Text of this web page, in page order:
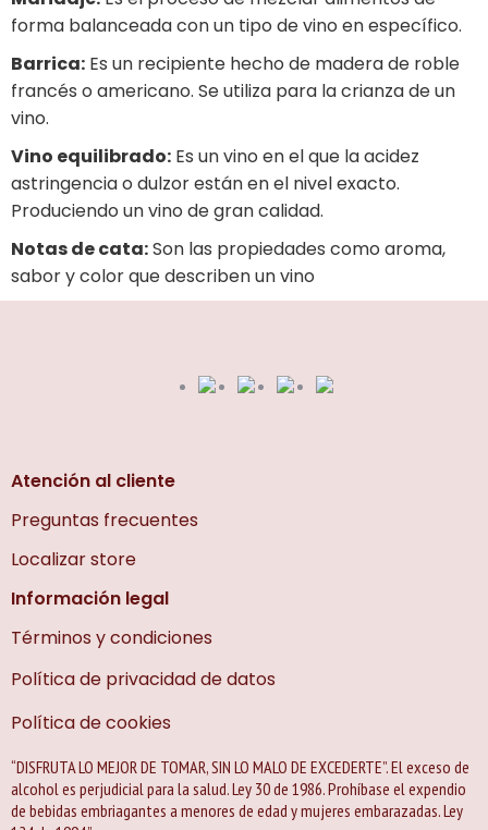
forma balanceada con un tipo de vino en específico.
Barrica: Es un recipiente hecho de madera de roble
francés o americano. Se utiliza para la crianza de un
vino.
Vino equilibrado: Es un vino en el que la acidez
astringencia o dulzor están en el nivel exacto.
Produciendo un vino de gran calidad.
Notas de cata:Son las propiedades como aroma,
sabor y color que describen un vino
Atención al cliente
Preguntas frecuentes
Localizar store
Información legal
Términos y condiciones
Política de privacidad de datos
Política de cookies
“DISFRUTA LO MEJOR DE TOMAR, SIN LO MALO DE EXCEDERTE”. El exceso de
alcohol es perjudicial para la salud. Ley 30 de 1986. Prohíbase el expendio
de bebidas embriagantes a menores de edad y mujeres embarazadas. Ley